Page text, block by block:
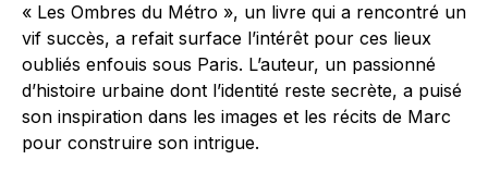
« Les Ombres du Métro », un livre qui a rencontré un
vif succès, a refait surface l’intérêt pour ces lieux
oubliés enfouis sous Paris. L’auteur, un passionné
d’histoire urbaine dont l’identité reste secrète, a puisé
son inspiration dans les images et les récits de Marc
pour construire son intrigue.